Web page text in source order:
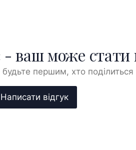
- ваш може
першим, хто